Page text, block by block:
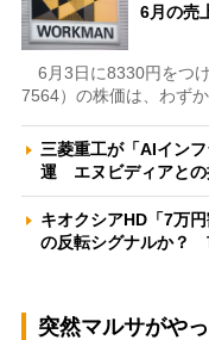
6月の売
6月3日に8330円をつ
7564）の株価は、わず
三菱重工が「AIイン
運 エヌビディアと
キオクシアHD「7万
の反転シグナルか？
突然マルサがや